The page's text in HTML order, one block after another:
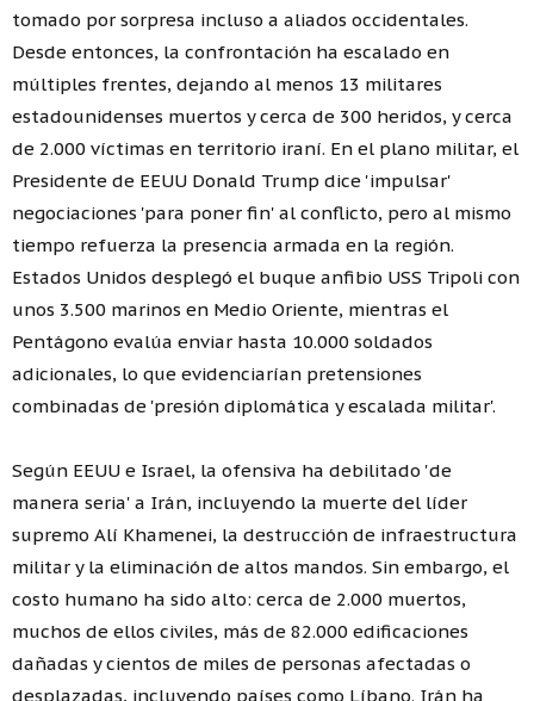
tomado por sorpresa incluso a aliados occidentales.
Desde entonces, la confrontación ha escalado en
múltiples frentes, dejando al menos 13 militares
estadounidenses muertos y cerca de 300 heridos, y cerca
de 2.000 víctimas en territorio iraní. En el plano militar, el
Presidente de EEUU Donald Trump dice 'impulsar'
negociaciones 'para poner fin' al conflicto, pero al mismo
tiempo refuerza la presencia armada en la región.
Estados Unidos desplegó el buque anfibio USS Tripoli con
unos 3.500 marinos en Medio Oriente, mientras el
Pentágono evalúa enviar hasta 10.000 soldados
adicionales, lo que evidenciarían pretensiones
combinadas de 'presión diplomática y escalada militar'.
Según EEUU e Israel, la ofensiva ha debilitado 'de
manera seria' a Irán, incluyendo la muerte del líder
supremo Alí Khamenei, la destrucción de infraestructura
militar y la eliminación de altos mandos. Sin embargo, el
costo humano ha sido alto: cerca de 2.000 muertos,
muchos de ellos civiles, más de 82.000 edificaciones
dañadas y cientos de miles de personas afectadas o
desplazadas, incluyendo países como Líbano. Irán ha